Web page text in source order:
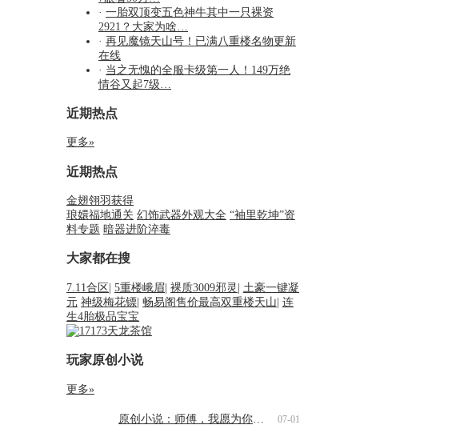
· 一胎双顶变五色神牛其中一只裸资
2921？大家为啥…
· 再见魔镜天山号！已满八重楼名物更新
在线
· 当之无愧的全服卡级第一人！149万绝
情谷又起7级…
近期热点
更多»
近期热点
金翅翎羽获得
琅嬛福地通关 幻饰武器外观大全 “袖里乾坤”资
料专题 暗器进阶淬毒
大家都在搜
7.11合区 5重楼峨眉 裸质3009邪灵
土豪一键凝
元 神级梅花镖 畅易阁售价最高双重楼天山 连
生4胎极品宝宝
玩家原创小说
更多»
07-01